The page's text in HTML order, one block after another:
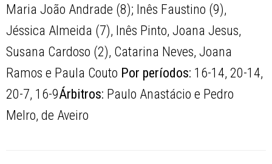
Maria João Andrade (8); Inês Faustino (9),
Jéssica Almeida (7), Inês Pinto, Joana Jesus,
Susana Cardoso (2), Catarina Neves, Joana
Ramos e Paula Couto Por períodos: 16-14, 20-14,
20-7, 16-9Árbitros: Paulo Anastácio e Pedro
Melro, de Aveiro